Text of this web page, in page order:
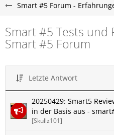
Smart #5 Forum -
Smart #5 Tests und
Smart #5 Forum
Letzte Antwort
20250429: Smart5
in der Basis aus -
[Skullz101]